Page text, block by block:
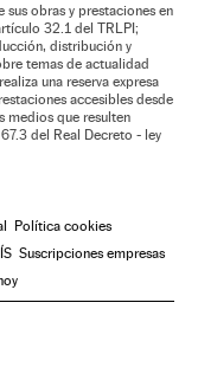
sus obras y prestaciones en
32.1 del TRLPI;
distribución y
temas de actualidad
una reserva expresa
accesibles desde
medios que resulten
del Real Decreto - ley
Política cookies
Suscripciones empresas